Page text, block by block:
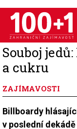
Přejít
hlavnímu
obsahu
Souboj
a cukru
ZAJÍMAVOSTI
Billboardy
v poslední